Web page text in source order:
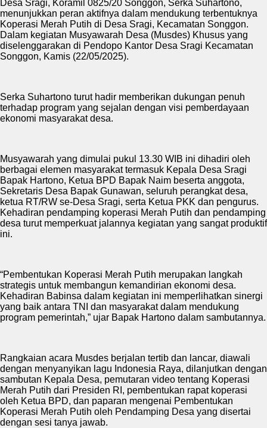
Desa Sragi, Koramil 0825/20 Songgon, Serka Suhartono,
menunjukkan peran aktifnya dalam mendukung terbentuknya
Koperasi Merah Putih di Desa Sragi, Kecamatan Songgon.
Dalam kegiatan Musyawarah Desa (Musdes) Khusus yang
diselenggarakan di Pendopo Kantor Desa Sragi Kecamatan
Songgon, Kamis (22/05/2025).
Serka Suhartono turut hadir memberikan dukungan penuh
terhadap program yang sejalan dengan visi pemberdayaan
ekonomi masyarakat desa.
Musyawarah yang dimulai pukul 13.30 WIB ini dihadiri oleh
berbagai elemen masyarakat termasuk Kepala Desa Sragi
Bapak Hartono, Ketua BPD Bapak Naim beserta anggota,
Sekretaris Desa Bapak Gunawan, seluruh perangkat desa,
ketua RT/RW se-Desa Sragi, serta Ketua PKK dan pengurus.
Kehadiran pendamping koperasi Merah Putih dan pendamping
desa turut memperkuat jalannya kegiatan yang sangat produktif
ini.
“Pembentukan Koperasi Merah Putih merupakan langkah
strategis untuk membangun kemandirian ekonomi desa.
Kehadiran Babinsa dalam kegiatan ini memperlihatkan sinergi
yang baik antara TNI dan masyarakat dalam mendukung
program pemerintah,” ujar Bapak Hartono dalam sambutannya.
Rangkaian acara Musdes berjalan tertib dan lancar, diawali
dengan menyanyikan lagu Indonesia Raya, dilanjutkan dengan
sambutan Kepala Desa, pemutaran video tentang Koperasi
Merah Putih dari Presiden RI, pembentukan rapat koperasi
oleh Ketua BPD, dan paparan mengenai Pembentukan
Koperasi Merah Putih oleh Pendamping Desa yang disertai
dengan sesi tanya jawab.